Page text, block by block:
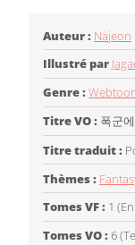
Auteur : Najeon
Illustré par
Genre :
Titre VO : 폭군
Titre traduit :
Thèmes :
Tomes VF : 1
Tomes VO : 6